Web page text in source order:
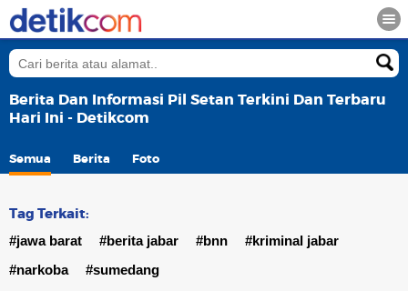
Berita Dan Informasi Pil Setan Terkini Dan Terbaru
Hari Ini - Detikcom
Semua Berita Foto
Tag Terkait:
#jawa barat #berita jabar #bnn
#kriminal jabar
#narkoba
#sumedang